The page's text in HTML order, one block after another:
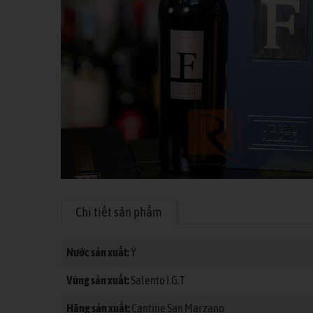
Chi tiết sản phẩm
Nước sản xuất:Ý
Vùng sản xuất:Salento I.G.T
Hãng sản xuất:Cantine San Marzano